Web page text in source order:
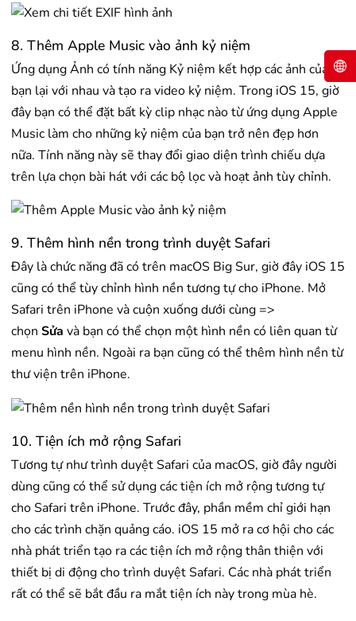
8. Thêm Apple Music vào ảnh kỷ niệm
Ứng dụng Ảnh có tính năng Kỷ niệm kết hợp các ảnh của
bạn lại với nhau và tạo ra video kỷ niệm. Trong iOS 15, giờ
đây bạn có thể đặt bất kỳ clip nhạc nào từ ứng dụng Apple
Music làm cho những kỷ niệm của bạn trở nên đẹp hơn
nữa. Tính năng này sẽ thay đổi giao diện trình chiếu dựa
trên lựa chọn bài hát với các bộ lọc và hoạt ảnh tùy chỉnh.
9. Thêm hình nền trong trình duyệt Safari
Đây là chức năng đã có trên macOS Big Sur, giờ đây iOS 15
cũng có thể tùy chỉnh hình nền tương tự cho iPhone. Mở
Safari trên iPhone và cuộn xuống dưới cùng =>
chọn Sửa và bạn có thể chọn một hình nền có liên quan từ
menu hình nền. Ngoài ra bạn cũng có thể thêm hình nền từ
thư viện trên iPhone.
10. Tiện ích mở rộng Safari
Tương tự như trình duyệt Safari của macOS, giờ đây người
dùng cũng có thể sử dụng các tiện ích mở rộng tương tự
cho Safari trên iPhone. Trước đây, phần mềm chỉ giới hạn
cho các trình chặn quảng cáo. iOS 15 mở ra cơ hội cho các
nhà phát triển tạo ra các tiện ích mở rộng thân thiện với
thiết bị di động cho trình duyệt Safari. Các nhà phát triển
rất có thể sẽ bắt đầu ra mắt tiện ích này trong mùa hè.